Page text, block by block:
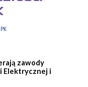
zawody
Elektrycznej i